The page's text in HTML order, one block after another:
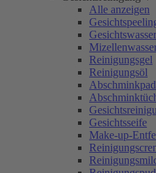
Alle anzeigen
Gesichtswasser
Reinigungsgel
Reinigungsöl
Gesichtsseife
Make-up-